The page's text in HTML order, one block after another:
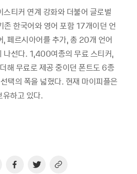
스티커 연계 강화와 더불어 글로벌
존 한국어와 영어 포함 17개이던 언
, 페르시아어를 추가, 총 20개 언어
나선다. 1,400여종의 무료 스티커,
해 무료로 제공 중이던 폰트도 6종
택의 폭을 넓혔다. 현재 마이피플은
하고 있다.